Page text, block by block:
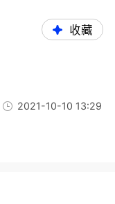
收藏
2021-10-10 13:29